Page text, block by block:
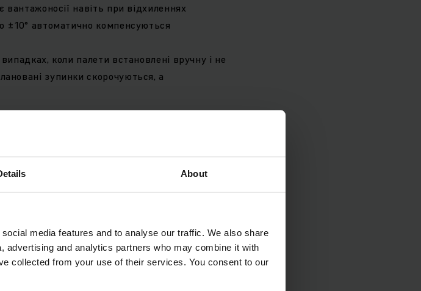
About
media features and to analyse our traffic. We also share
advertising and analytics partners who may combine it with
collected from your use of their services. You consent to our
вантажоносії навіть при відхиленнях
±10° автоматично компенсуються
коли палети встановлені вручну і не
зупинки скорочуються, а
гарантує надійну роботу EAC 212a в
планування
завдяки навігації за контурами